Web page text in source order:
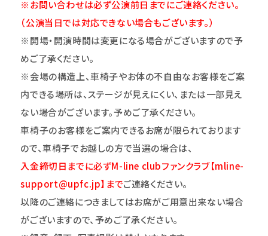
※お問い合わせは必ず公演前日までにご連絡ください。
（公演当日では対応できない場合もございます。）
※開場・開演時間は変更になる場合がございますので予
めご了承ください。
※会場の構造上、車椅子やお体の不自由なお客様をご案
内できる場所は、ステージが見えにくい、または一部見え
ない場合がございます。予めご了承ください。
車椅子のお客様をご案内できるお席が限られております
ので、車椅子でお越しの方で当選の場合は、
入金締切日までに必ずM-line clubファンクラブ【mline-
support@upfc.jp】までご連絡ください。
以降のご連絡につきましてはお席がご用意出来ない場合
がございますので、予めご了承ください。